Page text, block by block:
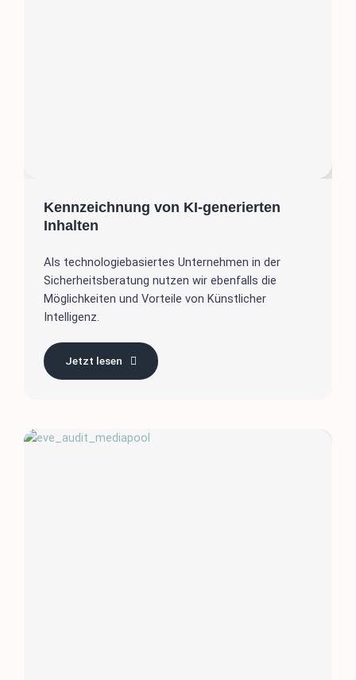
Kennzeichnung von KI-generierten
Inhalten
Als technologiebasiertes Unternehmen in der
Sicherheitsberatung nutzen wir ebenfalls die
Möglichkeiten und Vorteile von Künstlicher
Intelligenz.
Jetzt lesen